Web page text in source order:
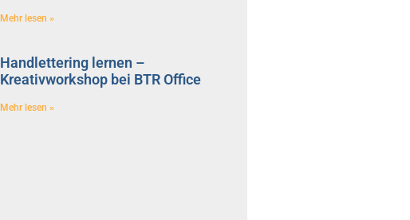
Mehr lesen »
Handlettering lernen –
Kreativworkshop bei BTR Office
Mehr lesen »